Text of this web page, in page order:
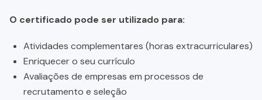
O certificado pode ser utilizado para:
Atividades complementares (horas extracurriculares)
Enriquecer o seu currículo
Avaliações de empresas em processos de
recrutamento e seleção